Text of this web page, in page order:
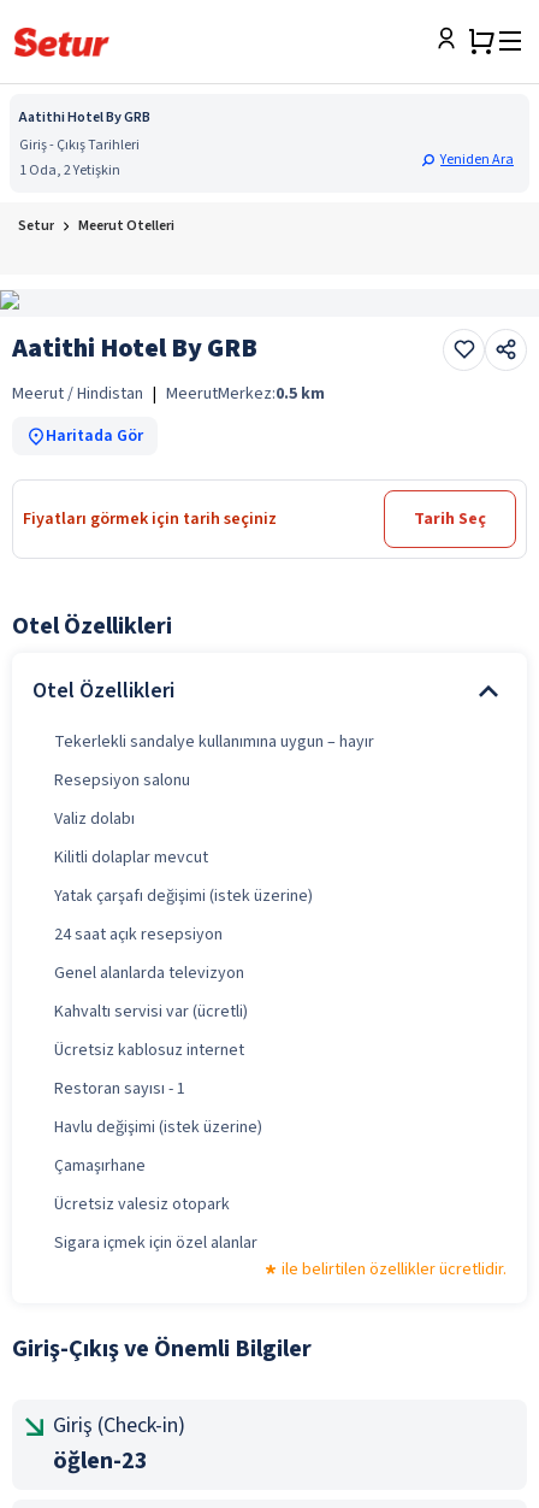
Aatithi Hotel By GRB
Giriş - Çıkış Tarihleri
1 Oda, 2 Yetişkin
Yeniden Ara
Setur Meerut Otelleri
Aatithi Hotel By GRB
Meerut / Hindistan | MeerutMerkez:0.5 km
Haritada Gör
Fiyatları görmek için tarih seçiniz Tarih Seç
Otel Özellikleri
Otel Özellikleri
Tekerlekli sandalye kullanımına uygun – hayır
Resepsiyon salonu
Valiz dolabı
Kilitli dolaplar mevcut
Yatak çarşafı değişimi (istek üzerine)
24 saat açık resepsiyon
Genel alanlarda televizyon
Kahvaltı servisi var (ücretli)
Ücretsiz kablosuz internet
Restoran sayısı - 1
Havlu değişimi (istek üzerine)
Çamaşırhane
Ücretsiz valesiz otopark
Sigara içmek için özel alanlar
ile belirtilen özellikler ücretlidir.
Giriş-Çıkış ve Önemli Bilgiler
Giriş (Check-in)
öğlen-23